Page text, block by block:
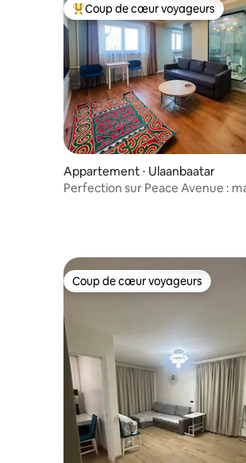
Coups de cœur voyageurs les
Coup de cœur voyageurs
Appartement ⋅ Ulaanbaatar
Perfection sur Peace Avenue :
Coup de cœur voyageurs
Coup de cœur voyageurs